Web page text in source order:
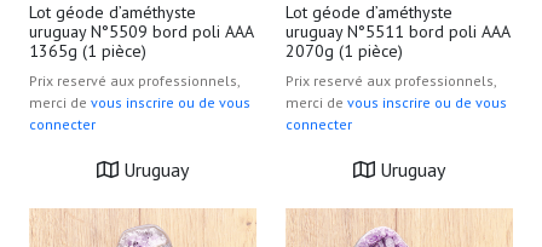
Lot géode d’améthyste
uruguay N°5509 bord poli AAA
1365g (1 pièce)
Prix reservé aux professionnels,
merci de vous inscrire ou de vous
connecter
Uruguay
Lot géode d’améthyste
uruguay N°5511 bord poli AAA
2070g (1 pièce)
Prix reservé aux professionnels,
merci de vous inscrire ou de vous
connecter
Uruguay